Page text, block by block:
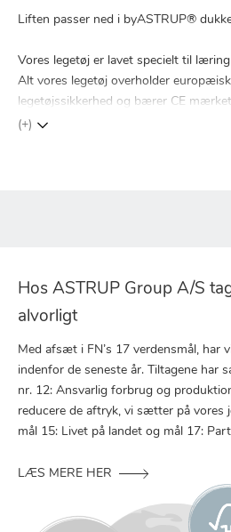
Liften passer ned i byASTRUP®
Vores legetøj er lavet specielt til
Alt vores legetøj overholder
legetøjssikkerhed og bærer CE
(+)
Hos ASTRUP Group A/S
alvorligt
Med afsæt i FN’s 17 verdensmål,
indenfor de seneste år. Tiltagene har
nr. 12: Ansvarlig forbrug og
reducere de aftryk, vi sætter på vores
mål 15: Livet på landet og mål 17:
LÆS MERE HER